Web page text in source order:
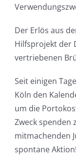
Der Erlös aus
Hilfsprojekt der
vertriebenen
Seit einigen
Köln den
um die
Zweck spenden
mitmachenden
spontane Aktion!